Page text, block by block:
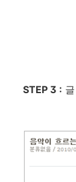
STEP 3 :